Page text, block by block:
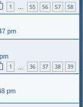
1 … 55 56 57 58
pm
1 36 37 38 39
pm